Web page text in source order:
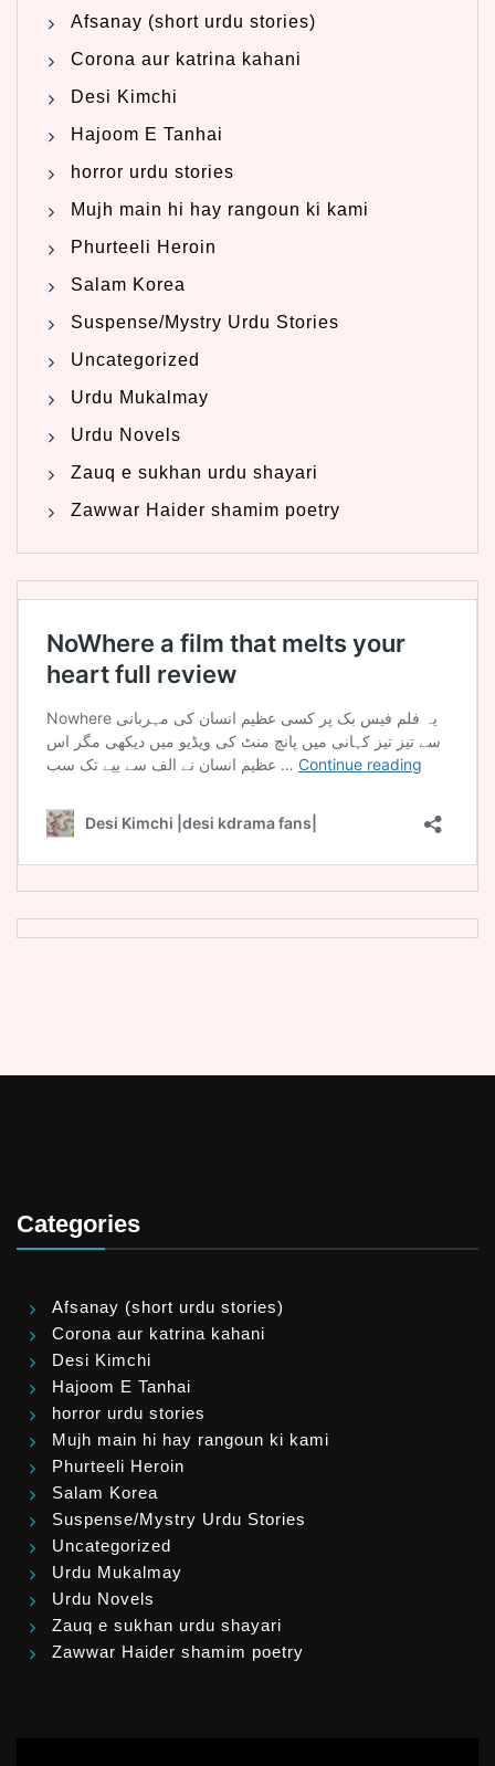
Afsanay (short urdu stories)
Corona aur katrina kahani
Desi Kimchi
Hajoom E Tanhai
horror urdu stories
Mujh main hi hay rangoun ki kami
Phurteeli Heroin
Salam Korea
Suspense/Mystry Urdu Stories
Uncategorized
Urdu Mukalmay
Urdu Novels
Zauq e sukhan urdu shayari
Zawwar Haider shamim poetry
Categories
Afsanay (short urdu stories)
Corona aur katrina kahani
Desi Kimchi
Hajoom E Tanhai
horror urdu stories
Mujh main hi hay rangoun ki kami
Phurteeli Heroin
Salam Korea
Suspense/Mystry Urdu Stories
Uncategorized
Urdu Mukalmay
Urdu Novels
Zauq e sukhan urdu shayari
Zawwar Haider shamim poetry